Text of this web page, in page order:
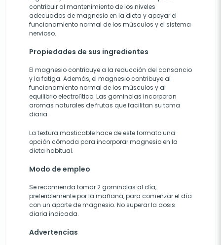
contribuir al mantenimiento de los niveles
adecuados de magnesio en la dieta y apoyar el
funcionamiento normal de los músculos y el sistema
nervioso.
Propiedades de sus ingredientes
El magnesio contribuye a la reducción del cansancio
y la fatiga. Además, el magnesio contribuye al
funcionamiento normal de los músculos y al
equilibrio electrolítico. Las gominolas incorporan
aromas naturales de frutas que facilitan su toma
diaria.
La textura masticable hace de este formato una
opción cómoda para incorporar magnesio en la
dieta habitual.
Modo de empleo
Se recomienda tomar 2 gominolas al día,
preferiblemente por la mañana, para comenzar el día
con un aporte de magnesio. No superar la dosis
diaria indicada.
Advertencias